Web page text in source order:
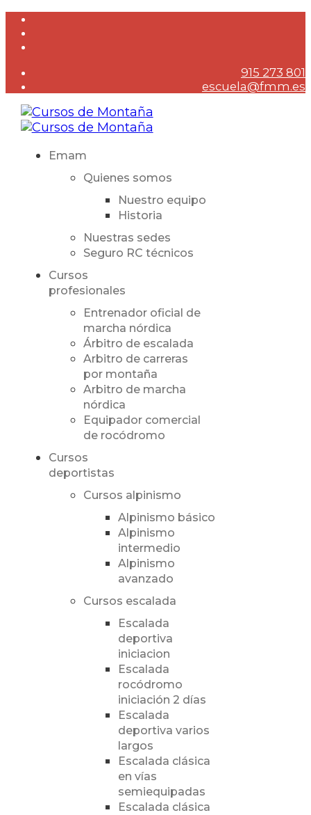
915 273 801
escuela@fmm.es
Emam
Quienes somos
Nuestro equipo
Historia
Nuestras sedes
Seguro RC técnicos
Cursos
profesionales
Entrenador oficial de
marcha nórdica
Árbitro de escalada
Arbitro de carreras
por montaña
Arbitro de marcha
nórdica
Equipador comercial
de rocódromo
Cursos
deportistas
Cursos alpinismo
Alpinismo básico
Alpinismo
intermedio
Alpinismo
avanzado
Cursos escalada
Escalada
deportiva
iniciacion
Escalada
rocódromo
iniciación 2 días
Escalada
deportiva varios
largos
Escalada clásica
en vías
semiequipadas
Escalada clásica